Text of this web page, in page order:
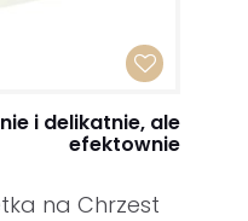
i delikatnie, ale
efektownie
na Chrzest